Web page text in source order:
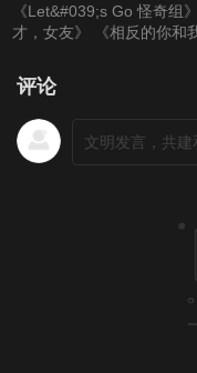
《Let&#039;s Go 怪奇组》
才，女友》
《相反的你和
评论